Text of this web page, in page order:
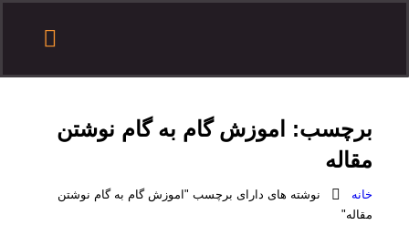
برچسب:
اموزش گام به گام نوشتن
مقاله
خانه
نوشته های دارای برچسب "اموزش گام به گام نوشتن
مقاله"